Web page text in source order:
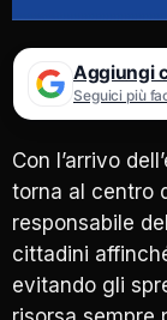
Aggiungi
Seguici più
Con l’arrivo
torna al centro
responsabile
cittadini
evitando gli